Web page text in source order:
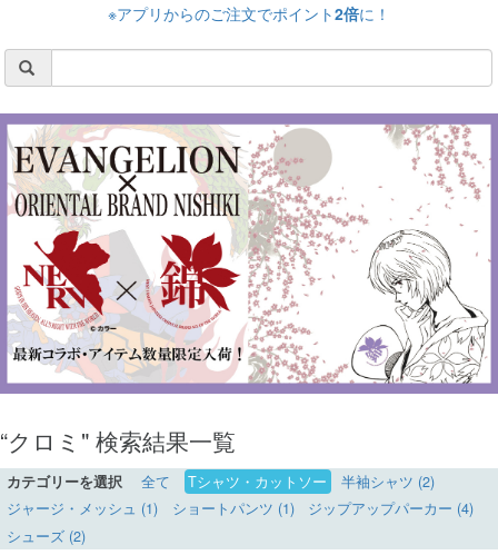
※アプリからのご注文でポイント2倍に！
“クロミ" 検索結果一覧
カテゴリーを選択 全て Tシャツ・カットソー
半袖シャツ (2)
ジャージ・メッシュ (1)
ショートパンツ (1)
ジップアップパーカー (4)
シューズ (2)